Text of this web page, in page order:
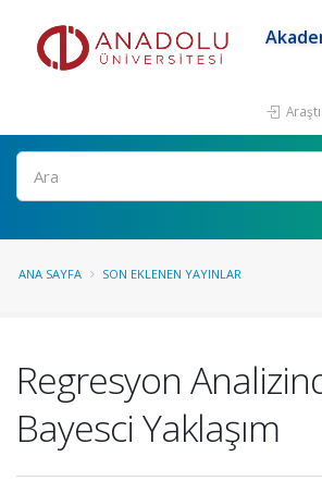
Ara
ANA SAYFA SON EKLENEN YAYINLAR
Regresyon
Bayesci Yaklaşım